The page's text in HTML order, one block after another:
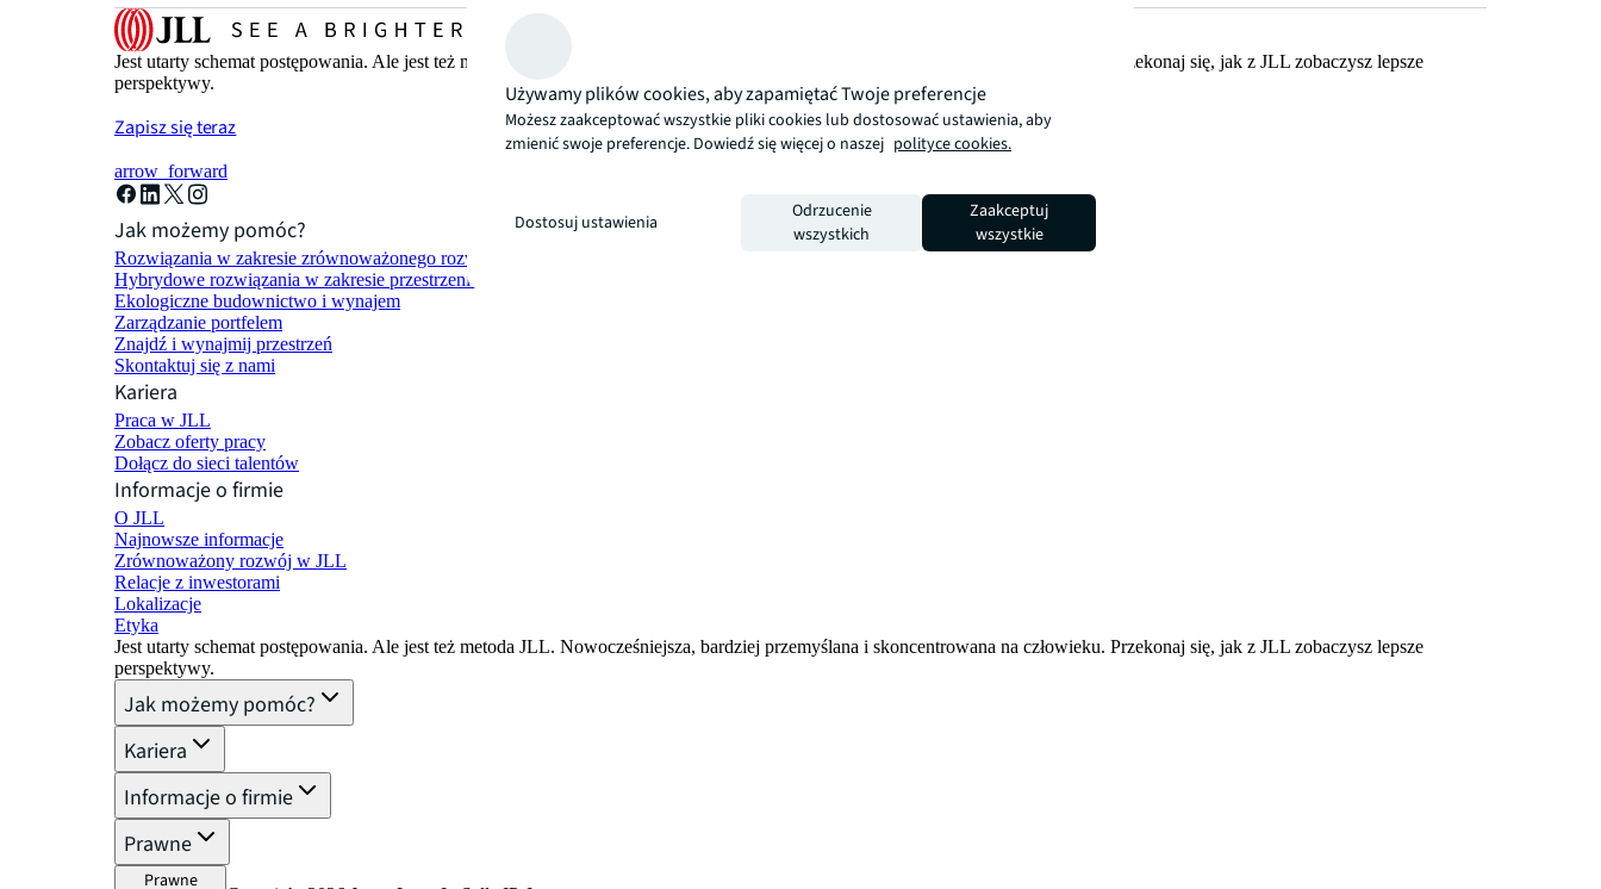
Jest utarty schemat postępowania. Ale jest też metoda JLL. Nowocześniejsza, bardziej przemyślana i skoncentrowana na człowieku. Przekonaj się, jak z JLL zobaczysz lepsze
perspektywy.
Zapisz się teraz
arrow_forward
Jak możemy pomóc?
Rozwiązania w zakresie zrównoważonego rozwoju
Hybrydowe rozwiązania w zakresie przestrzeni roboczej
Ekologiczne budownictwo i wynajem
Zarządzanie portfelem
Znajdź i wynajmij przestrzeń
Skontaktuj się z nami
Kariera
Praca w JLL
Zobacz oferty pracy
Dołącz do sieci talentów
Informacje o firmie
O JLL
Najnowsze informacje
Zrównoważony rozwój w JLL
Relacje z inwestorami
Lokalizacje
Etyka
Jest utarty schemat postępowania. Ale jest też metoda JLL. Nowocześniejsza, bardziej przemyślana i skoncentrowana na człowieku. Przekonaj się, jak z JLL zobaczysz lepsze
perspektywy.
Jak możemy pomóc?
Kariera
Informacje o firmie
Prawne
Prawne
Używamy plików cookies, aby zapamiętać Twoje preferencje
Możesz zaakceptować wszystkie pliki cookies lub dostosować ustawienia, aby
zmienić swoje preferencje. Dowiedź się więcej o naszej polityce cookies.
Dostosuj ustawienia
Odrzucenie
wszystkich
Zaakceptuj
wszystkie